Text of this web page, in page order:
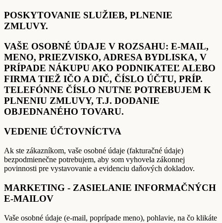
POSKYTOVANIE SLUŽIEB, PLNENIE
ZMLUVY.
VAŠE OSOBNÉ ÚDAJE V ROZSAHU: E-MAIL,
MENO, PRIEZVISKO, ADRESA BYDLISKA, V
PRÍPADE NÁKUPU AKO PODNIKATEĽ ALEBO
FIRMA TIEŽ IČO A DIČ, ČÍSLO ÚČTU, PRÍP.
TELEFÓNNE ČÍSLO NUTNE POTREBUJEM K
PLNENIU ZMLUVY, T.J. DODANIE
OBJEDNANÉHO TOVARU.
VEDENIE ÚČTOVNÍCTVA
Ak ste zákazníkom, vaše osobné údaje (fakturačné údaje)
bezpodmienečne potrebujem, aby som vyhovela zákonnej
povinnosti pre vystavovanie a evidenciu daňových dokladov.
MARKETING - ZASIELANIE INFORMAČNÝCH
E-MAILOV
Vaše osobné údaje (e-mail, poprípade meno), pohlavie, na čo klikáte